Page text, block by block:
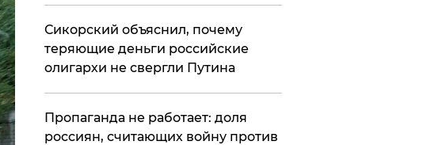
Сикорский объяснил, почему
теряющие деньги российские
олигархи не свергли Путина
​Пропаганда не работает: доля
россиян, считающих войну против